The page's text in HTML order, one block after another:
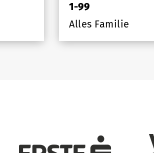
1-99
Alles Familie